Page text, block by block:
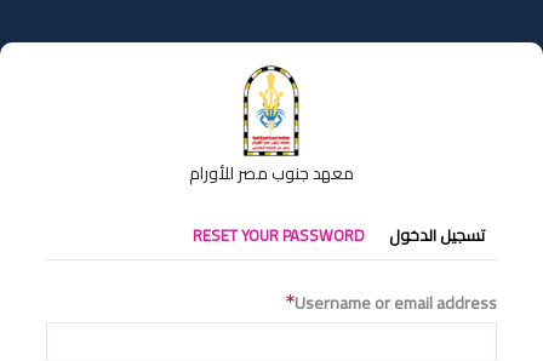
إلى
المحتوى
معهد جنوب مصر للأورام
التبويبات
الأساسية
تسجيل الدخول RESET YOUR PASSWORD
Username or email address